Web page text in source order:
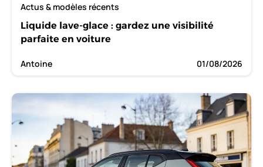
Actus & modèles récents
Liquide lave-glace : gardez une visibilité
parfaite en voiture
Antoine 01/08/2026